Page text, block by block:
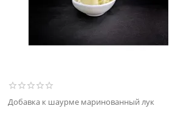
Добавка к шаурме маринованный лук